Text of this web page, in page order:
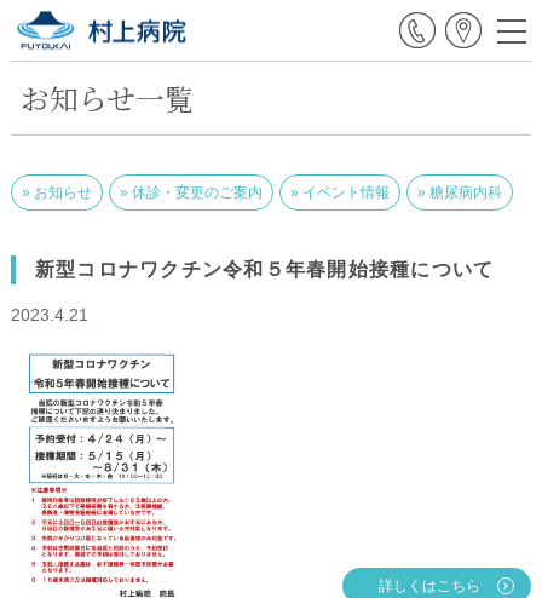
お知らせ一覧
お知らせ 休診・変更のご案内 イベント情報 糖尿病内科
新型コロナワクチン令和５年春開始接種について
2023.4.21
詳しくはこちら